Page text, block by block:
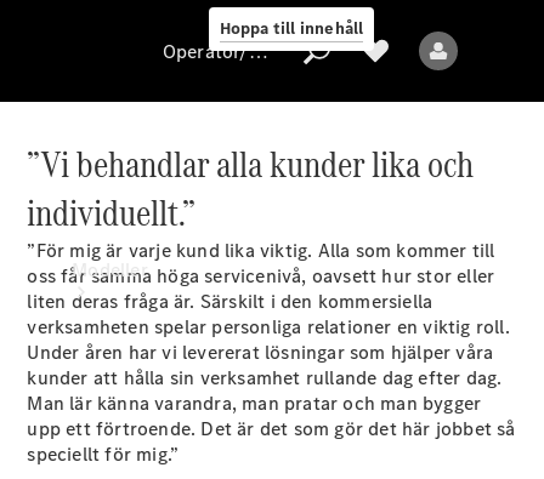
Hoppa till innehåll
Operatör/skydd
av
personuppgifter
Modeller
Alla modeller
Operatör/skydd av personuppgifter
”Vi behandlar alla kunder lika och
individuellt.”
”För mig är varje kund lika viktig. Alla som kommer till
oss får samma höga servicenivå, oavsett hur stor eller
liten deras fråga är. Särskilt i den kommersiella
verksamheten spelar personliga relationer en viktig roll.
Under åren har vi levererat lösningar som hjälper våra
kunder att hålla sin verksamhet rullande dag efter dag.
Man lär känna varandra, man pratar och man bygger
upp ett förtroende. Det är det som gör det här jobbet så
speciellt för mig.”